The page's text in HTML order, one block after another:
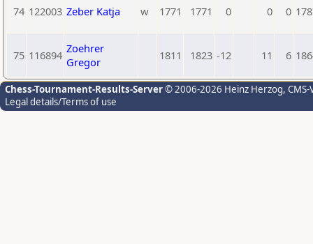
74 122003 Zeber Katja w 1771 1771 0 0 0
75 116894 Zoehrer
Gregor
1811 1823 -12 11 6
Chess-Tournament-Results-Server© 2006-2026 Heinz Herzog,
Legal details/Terms of use